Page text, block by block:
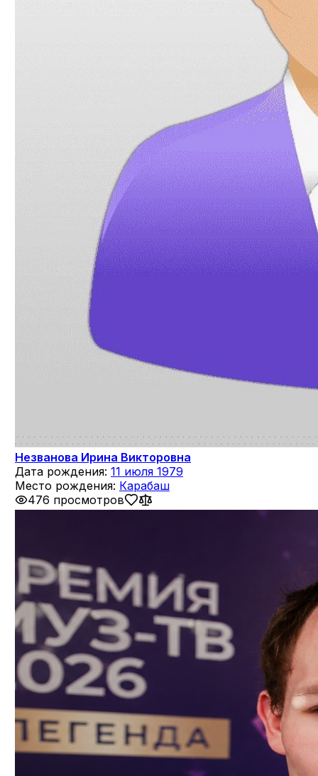
Незванова Ирина Викторовна
Дата рождения: 11 июля 1979
Место рождения: Карабаш
476 просмотров